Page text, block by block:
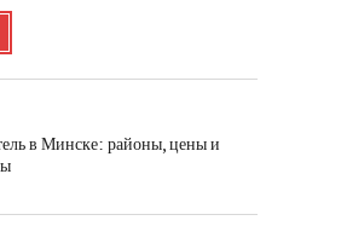
в Минске: районы, цены и